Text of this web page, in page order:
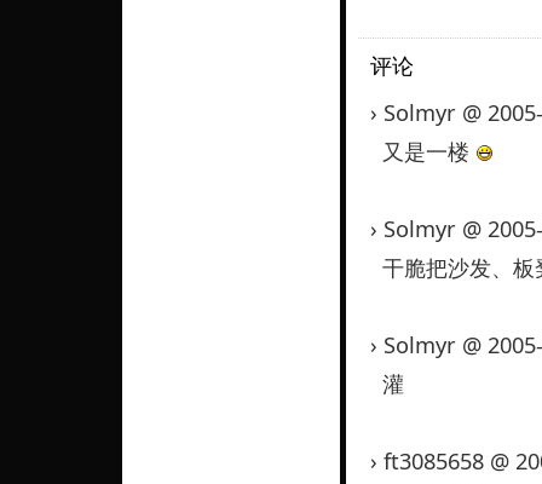
评论
› Solmyr @
又是一楼
› Solmyr @
干脆把沙发、板
› Solmyr @
灌
› ft3085658 @